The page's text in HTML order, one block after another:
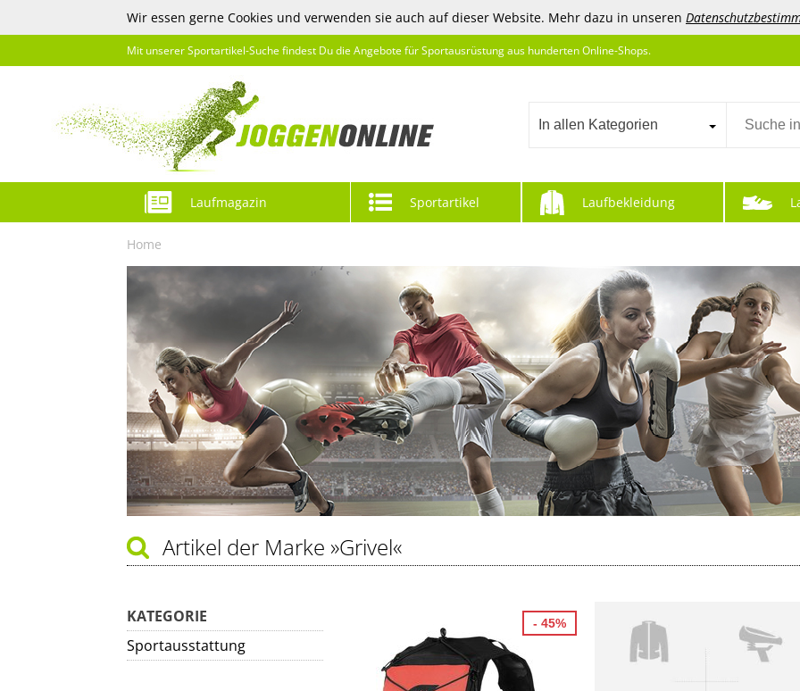
Wir essen gerne Cookies und verwenden sie auch auf dieser Website. Mehr dazu in unseren
Mit unserer Sportartikel-Suche findest Du die Angebote für Sportausrüstung aus hunderten Online-Shops.
In allen Kategorien
Laufmagazin Sportartikel Laufbekleidung
Home
Artikel der Marke »Grivel«
KATEGORIE
Sportausstattung
- 45%